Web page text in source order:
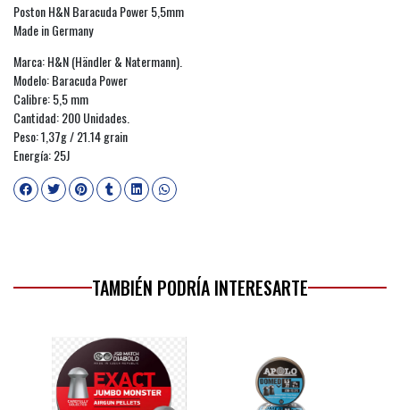
Poston H&N Baracuda Power 5,5mm
Made in Germany
Marca: H&N (Händler & Natermann).
Modelo: Baracuda Power
Calibre: 5,5 mm
Cantidad: 200 Unidades.
Peso: 1,37g / 21.14 grain
Energía: 25J
TAMBIÉN PODRÍA INTERESARTE